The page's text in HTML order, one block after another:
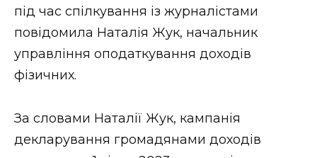
ФОТО
під час спілкування із журналістами
повідомила Наталія Жук, начальник
управління оподаткування доходів
фізичних.
За словами Наталії Жук, кампанія
декларування громадянами доходів